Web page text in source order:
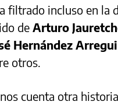
filtrado incluso en la
de Arturo
Hernández Arregui
otros.
cuenta otra